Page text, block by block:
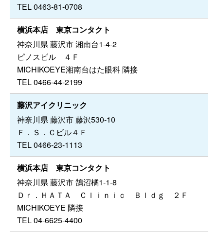
TEL 0463-81-0708
横浜本店 東京コンタクト
神奈川県 藤沢市 湘南台1-4-2
ピノスビル ４Ｆ
MICHIKOEYE湘南台はた眼科 隣接
TEL 0466-44-2199
藤沢アイクリニック
神奈川県 藤沢市 藤沢530-10
Ｆ．Ｓ．Ｃビル４Ｆ
TEL 0466-23-1113
横浜本店 東京コンタクト
神奈川県 藤沢市 鵠沼橘1-1-8
Ｄｒ．ＨＡＴＡ Ｃｌｉｎｉｃ Ｂｌｄｇ ２Ｆ
MICHIKOEYE 隣接
TEL 04-6625-4400